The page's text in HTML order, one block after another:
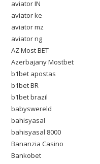
aviator IN
aviator ke
aviator mz
aviator ng
AZ Most BET
Azerbajany Mostbet
b1bet apostas
b1bet BR
b1bet brazil
babyswereld
bahisyasal
bahisyasal 8000
Bananzia Casino
Bankobet